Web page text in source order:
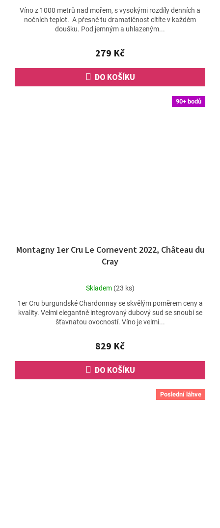
279 Kč
DO KOŠÍKU
Víno z 1000 metrů nad mořem, s vysokými rozdíly denních a
nočních teplot. A přesně tu dramatičnost cítíte v každém
doušku. Pod jemným a uhlazeným...
90+ bodů
Montagny 1er Cru Le Cornevent 2022, Château du
Cray
Průměrné
produktu
je
5,0
5
hvězdiček.
Skladem (23 ks)
829 Kč
DO KOŠÍKU
1er Cru burgundské Chardonnay se skvělým poměrem ceny a
kvality. Velmi elegantně integrovaný dubový sud se snoubí se
šťavnatou ovocností. Víno je velmi...
Poslední láhve